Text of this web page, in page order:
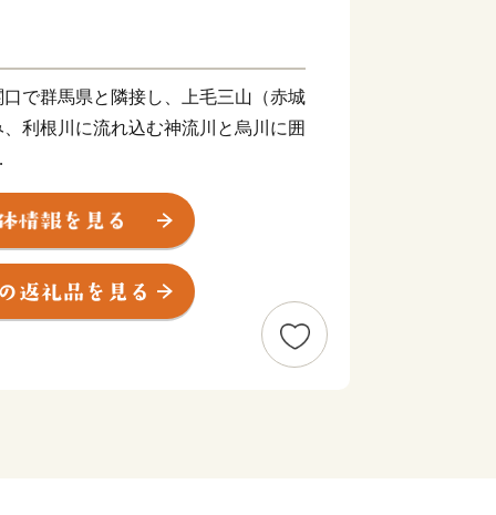
で群馬県と隣接し、上毛三山（赤城
利根川に流れ込む神流川と烏川に囲
国道17号線・254号線があり、交
圏へのベッドタウンとしても住宅街
年には関越自動車道上里スマート
格段に向上しています。